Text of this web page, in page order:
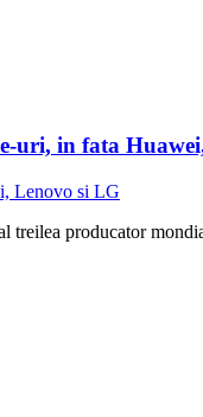
uri, in fata
treilea producator